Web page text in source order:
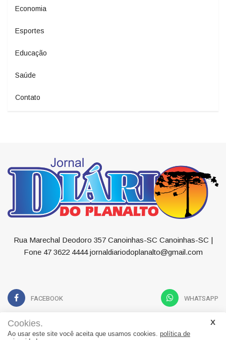
Economia
Esportes
Educação
Saúde
Contato
Rua Marechal Deodoro 357 Canoinhas-SC Canoinhas-SC |
Fone 47 3622 4444 jornaldiariodoplanalto@gmail.com
FACEBOOK WHATSAPP
Cookies.
Ao usar este site você aceita que usamos cookies. política de